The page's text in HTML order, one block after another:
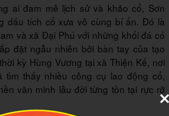
ai đam mê lịch sử và khảo cổ, Sơn
dấu tích cổ xưa vô cùng bí ẩn. Đó là
và xã Đại Phú với những khối đá có
đặt ngẫu nhiên bởi bàn tay của tạo
kỳ Hùng Vương tại xã Thiện Kế, nơi
tìm thấy nhiều công cụ lao động cổ,
văn minh lâu đời từng tồn tại rực rỡ